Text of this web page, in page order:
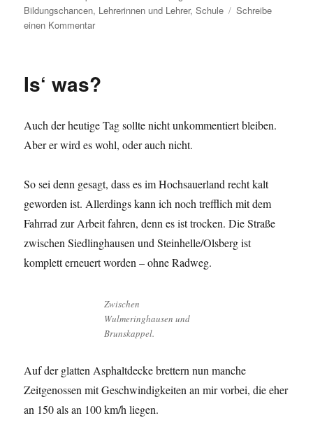
am
Bildungschancen, Lehrerinnen und Lehrer,Schule
Schreibe
einen Kommentarzu
geringe
Is‘ was?
Auch der heutige Tag sollte nicht unkommentiert bleiben.
Aber er wird es wohl, oder auch nicht.
So sei denn gesagt, dass es im Hochsauerland recht kalt
geworden ist. Allerdings kann ich noch trefflich mit dem
Fahrrad zur Arbeit fahren, denn es ist trocken. Die Straße
zwischen Siedlinghausen und Steinhelle/Olsberg ist
komplett erneuert worden – ohne Radweg.
Zwischen
Wulmeringhausen und
Brunskappel.
Auf der glatten Asphaltdecke brettern nun manche
Zeitgenossen mit Geschwindigkeiten an mir vorbei, die eher
an 150 als an 100 km/h liegen.